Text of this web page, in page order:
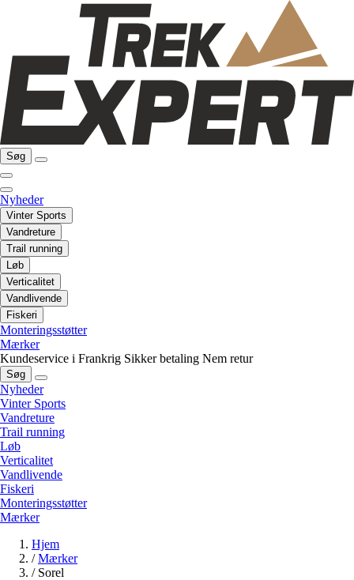
Søg
Nyheder
Vinter Sports
Vandreture
Trail running
Løb
Verticalitet
Vandlivende
Fiskeri
Monteringsstøtter
Mærker
Kundeservice i Frankrig Sikker betaling Nem retur
Søg
Nyheder
Vinter Sports
Vandreture
Trail running
Løb
Verticalitet
Vandlivende
Fiskeri
Monteringsstøtter
Mærker
Hjem
/ Mærker
/ Sorel